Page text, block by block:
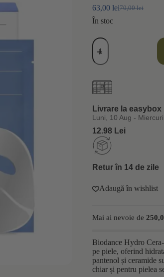
70,00lei
Prețul
63,00 leiPrețul
În stoc
Cantitate
Set
masca
de
cu
acid
pentru
hidratare
si
calmare
Biodance
Hydro
Nol
x
4
Livrare la easybox
Luni, 10 Aug -
12.98 Lei
Retur în 14 de zile
Adaugă în wishlist
Mai ai nevoie de
Biodance Hydro
pe piele, oferind
pantenol și ceramide
chiar și pentru pielea